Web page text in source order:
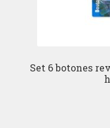
Set 6 botones